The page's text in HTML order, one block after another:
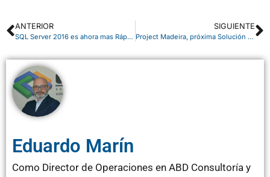
ANTERIOR
SQL Server 2016 es ahora mas Rápido, Seguro y Económico
SIGUIENTE
Project Madeira, próxima Solución de Negocio Microsoft como servicio en la nube
Eduardo Marín
Como Director de Operaciones en ABD Consultoría y